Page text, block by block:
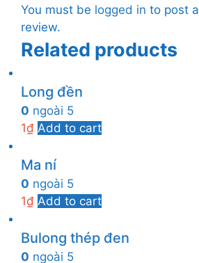
You must be logged in to post a
review.
Related products
Long đền
0 ngoài 5
1₫ Add to cart
Ma ní
0 ngoài 5
1₫ Add to cart
Bulong thép đen
0 ngoài 5